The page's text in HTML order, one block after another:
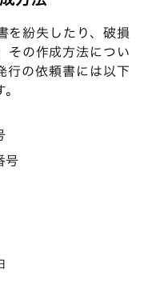
を紛失したり、破損
その作成方法につい
行の依頼書には以下
号